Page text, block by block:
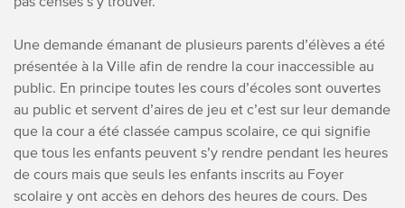
Une demande émanant de plusieurs parents d’élèves a été
présentée à la Ville afin de rendre la cour inaccessible au
public. En principe toutes les cours d’écoles sont ouvertes
au public et servent d’aires de jeu et c’est sur leur demande
que la cour a été classée campus scolaire, ce qui signifie
que tous les enfants peuvent s’y rendre pendant les heures
de cours mais que seuls les enfants inscrits au Foyer
scolaire y ont accès en dehors des heures de cours. Des